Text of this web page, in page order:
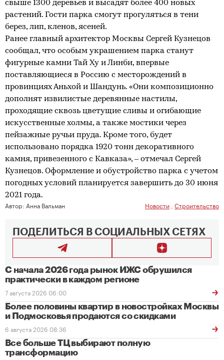
свыше 1300 деревьев и высадят более 400 новых
растений. Гости парка смогут прогуляться в тени
берез, лип, кленов, ясеней.
Ранее главный архитектор Москвы Сергей Кузнецов
сообщал, что особым украшением парка станут
фигурные камни Тай Ху и Линби, впервые
поставляющиеся в Россию с месторождений в
провинциях Аньхой и Шандунь. «Они композиционно
дополнят извилистые деревянные настилы,
проходящие сквозь цветущие сливы и огибающие
искусственные холмы, а также мостики через
пейзажные ручьи пруда. Кроме того, будет
использовано порядка 1920 тонн декоративного
камня, привезенного с Кавказа», – отмечал Сергей
Кузнецов. Оформление и обустройство парка с учетом
погодных условий планируется завершить до 30 июня
2021 года.
Автор: Анна Вальман Новости Строительство
ПОДЕЛИТЬСЯ В СОЦИАЛЬНЫХ СЕТЯХ
С начала 2026 года рынок ИЖС обрушился
практически в каждом регионе
7 августа 2026 06:00
Более половины квартир в новостройках Москвы
и Подмосковья продаются со скидками
6 августа 2026 08:36
Все больше ТЦ выбирают полную
трансформацию